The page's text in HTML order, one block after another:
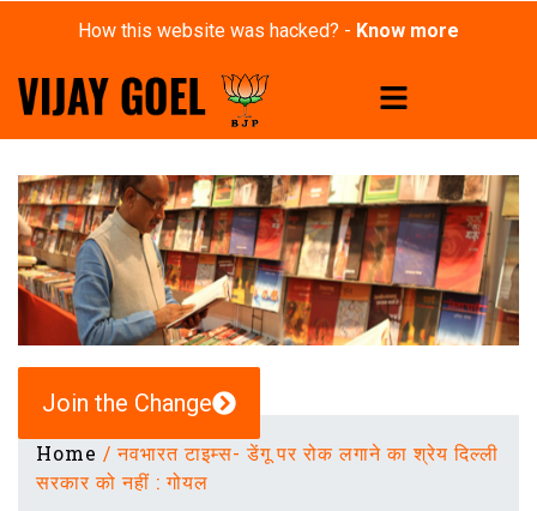
How this website was hacked? - Know more
Join the Change
Home /नवभारत टाइम्स- डेंगू पर रोक लगाने का श्रेय दिल्ली
सरकार को नहीं : गोयल